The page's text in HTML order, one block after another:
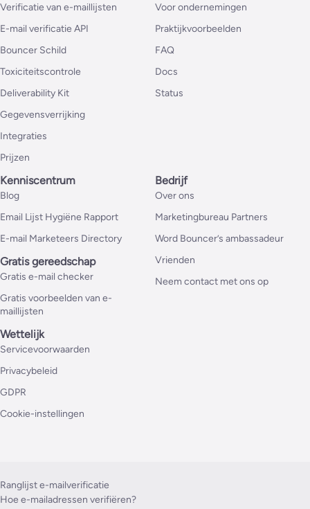
Verificatie van e-maillijsten
E-mail verificatie API
Bouncer Schild
Toxiciteitscontrole
Deliverability Kit
Gegevensverrijking
Integraties
Prijzen
Voor ondernemingen
Praktijkvoorbeelden
FAQ
Docs
Status
Kenniscentrum
Blog
Email Lijst Hygiëne Rapport
E-mail Marketeers Directory
Gratis gereedschap
Gratis e-mail checker
Gratis voorbeelden van e-
maillijsten
Bedrijf
Over ons
Marketingbureau Partners
Word Bouncer’s ambassadeur
Vrienden
Neem contact met ons op
Wettelijk
Servicevoorwaarden
Privacybeleid
GDPR
Cookie-instellingen
Ranglijst e-mailverificatie
Hoe e-mailadressen verifiëren?